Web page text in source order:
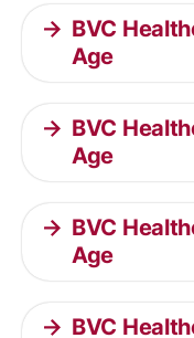
BVC
Age
BVC
Age
BVC
Age
BVC